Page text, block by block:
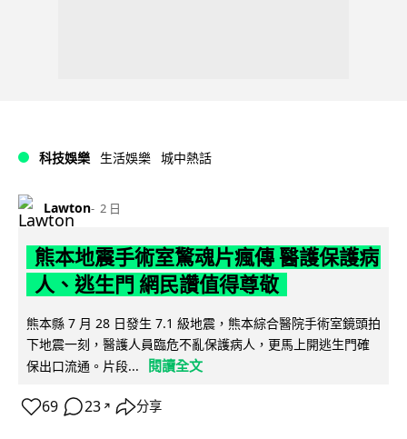
科技娛樂 生活娛樂 城中熱話
Lawton 2 日
熊本地震手術室驚魂片瘋傳 醫護保護病
人、逃生門 網民讚值得尊敬
熊本縣 7 月 28 日發生 7.1 級地震，熊本綜合醫院手術室鏡頭拍
下地震一刻，醫護人員臨危不亂保護病人，更馬上開逃生門確
保出口流通。片段...
閱讀全文
69 23 ↗ 分享